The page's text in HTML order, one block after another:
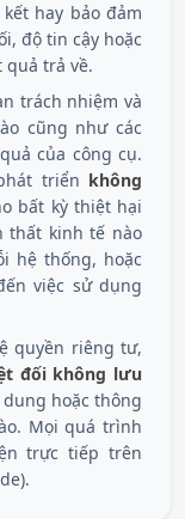
hay bảo đảm
độ tin cậy hoặc
quả trả về.
trách nhiệm và
cũng như các
của công cụ.
triển không
bất kỳ thiệt hại
thất kinh tế nào
hệ thống, hoặc
việc sử dụng
quyền riêng tư,
đối không lưu
hoặc thông
Mọi quá trình
trực tiếp trên